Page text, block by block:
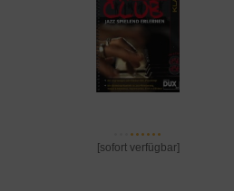
[sofort verfügbar]